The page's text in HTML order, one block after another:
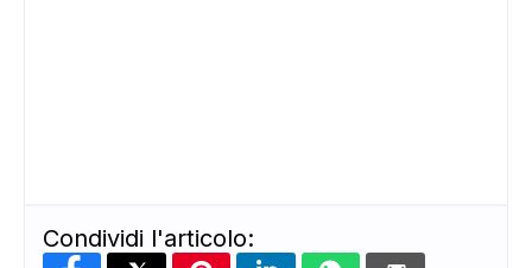
Condividi l'articolo: